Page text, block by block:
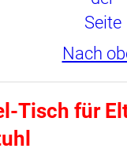
Nach
Tisch für